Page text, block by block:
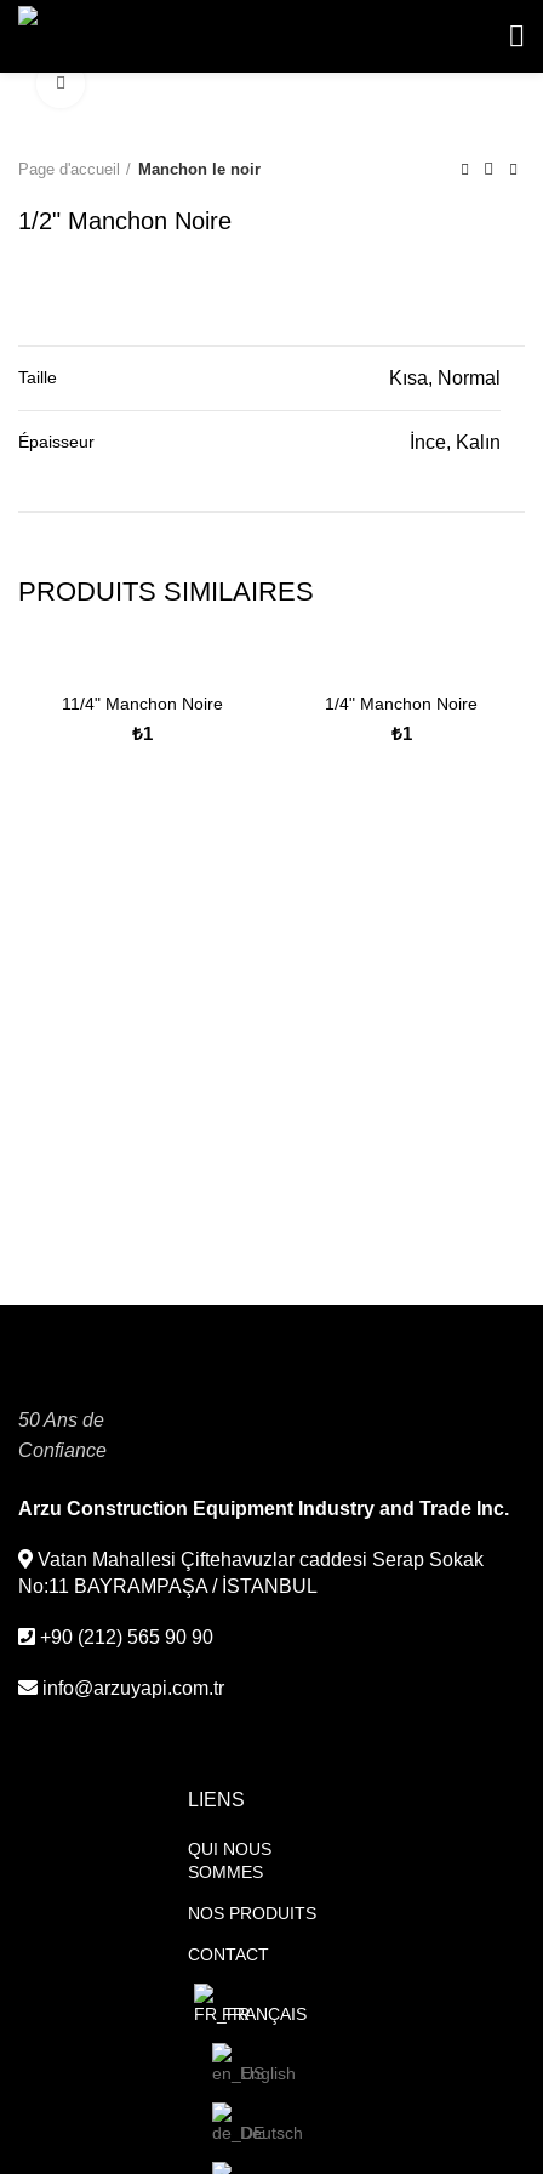
Page d'accueil Manchon le noir
1/2" Manchon Noire
Taille Kısa, Normal
Épaisseur İnce, Kalın
PRODUITS SIMILAIRES
11/4" Manchon Noire
₺
1/4" Manchon Noire
₺
50 Ans de
Confiance
Arzu Construction Equipment Industry and Trade Inc.
Vatan Mahallesi Çiftehavuzlar caddesi Serap Sokak
No:11 BAYRAMPAŞA / İSTANBUL
+90 (212) 565 90 90
info@arzuyapi.com.tr
LIENS
QUI NOUS
SOMMES
NOS PRODUITS
CONTACT
FRANÇAIS
English
Deutsch